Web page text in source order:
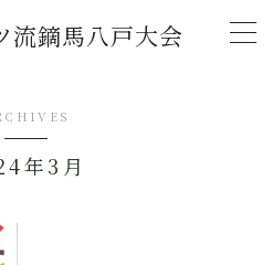
流鏑馬八戸大会
年3月